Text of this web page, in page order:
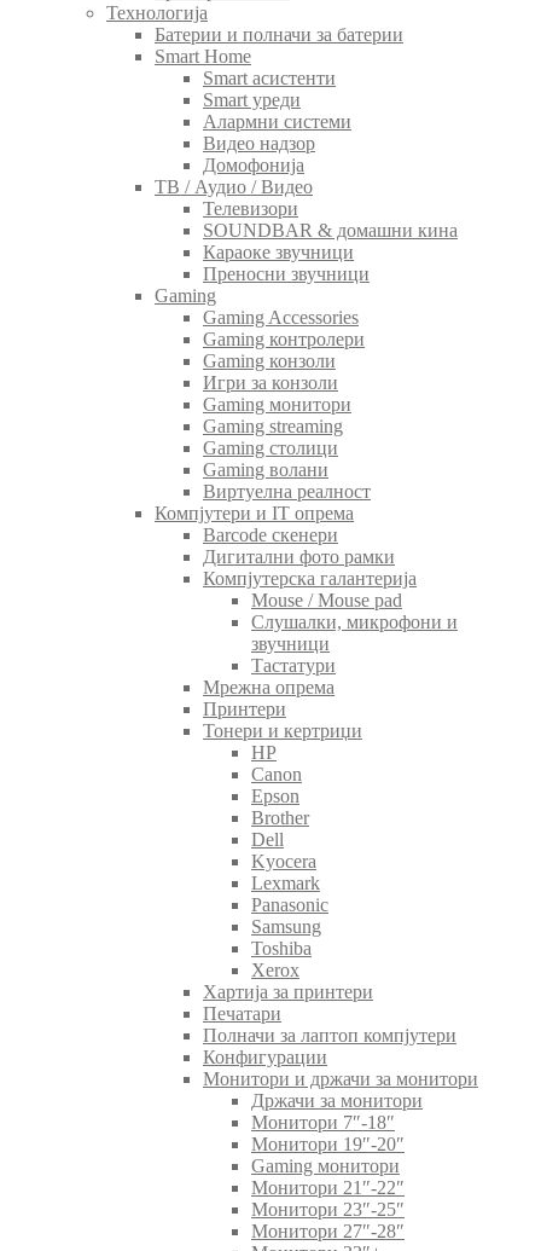
Технологија
Батерии и полначи за батерии
Smart Home
Smart асистенти
Smart уреди
Алармни системи
Видео надзор
Домофонија
ТВ / Аудио / Видео
Телевизори
SOUNDBAR & домашни кина
Караоке звучници
Преносни звучници
Gaming
Gaming Accessories
Gaming контролери
Gaming конзоли
Игри за конзоли
Gaming монитори
Gaming streaming
Gaming столици
Gaming волани
Виртуелна реалност
Компјутери и IT опрема
Barcode скенери
Дигитални фото рамки
Компјутерска галантерија
Mouse / Mouse pad
Слушалки, микрофони и
звучници
Тастатури
Мрежна опрема
Принтери
Тонери и кертриџи
HP
Canon
Epson
Brother
Dell
Kyocera
Lexmark
Panasonic
Samsung
Toshiba
Xerox
Хартија за принтери
Печатари
Полначи за лаптоп компјутери
Конфигурации
Монитори и држачи за монитори
Држачи за монитори
Монитори 7″-18″
Монитори 19″-20″
Gaming монитори
Монитори 21″-22″
Монитори 23″-25″
Монитори 27″-28″